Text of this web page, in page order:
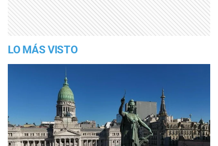
LO MÁS VISTO